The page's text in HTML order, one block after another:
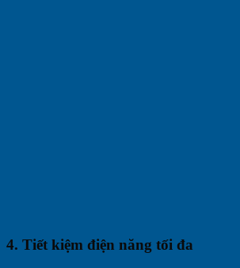
4. Tiết kiệm điện năng tối đa